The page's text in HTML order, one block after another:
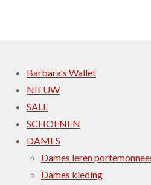
Barbara's Wallet
NIEUW
SALE
SCHOENEN
DAMES
Dames leren
Dames kleding